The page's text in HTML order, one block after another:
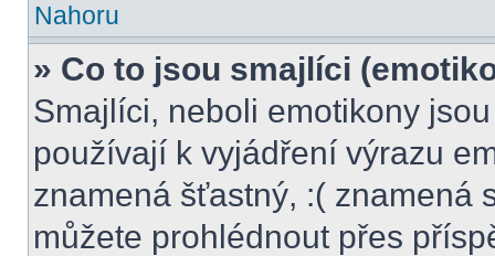
Nahoru
» Co to jsou smajlíci
Smajlíci, neboli emotikony
používají k vyjádření výrazu
znamená šťastný, :( znamená
můžete prohlédnout přes